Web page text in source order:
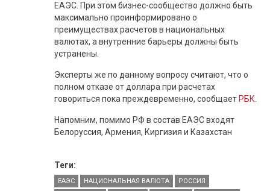
ЕАЭС. При этом бизнес-сообщество должно быть
максимально проинформировано о
преимуществах расчетов в национальных
валютах, а внутренние барьеры должны быть
устранены.
Эксперты же по данному вопросу считают, что о
полном отказе от доллара при расчетах
говориться пока преждевременно, сообщает РБК
Напомним, помимо РФ в состав ЕАЭС входят
Белоруссия, Армения, Киргизия и Казахстан
Теги:
ЕАЭС НАЦИОНАЛЬНАЯ ВАЛЮТА
РОССИЯ